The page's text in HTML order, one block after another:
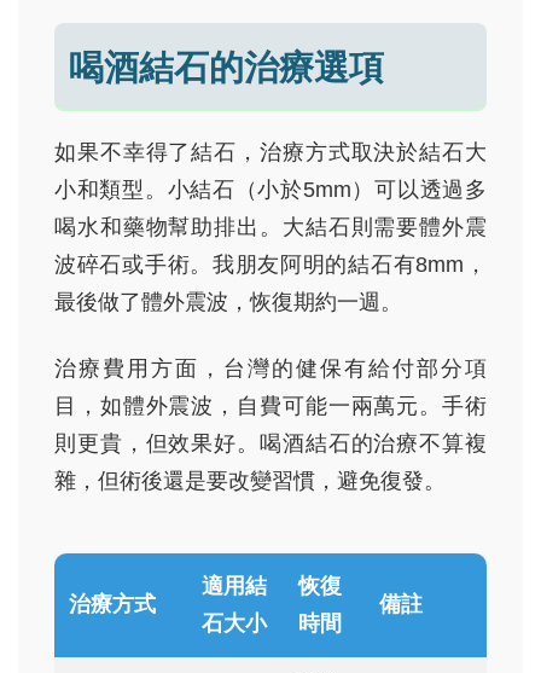
喝酒結石的治療選項
如果不幸得了結石，治療方式取決於結石大
小和類型。小結石（小於5mm）可以透過多
喝水和藥物幫助排出。大結石則需要體外震
波碎石或手術。我朋友阿明的結石有8mm，
最後做了體外震波，恢復期約一週。
治療費用方面，台灣的健保有給付部分項
目，如體外震波，自費可能一兩萬元。手術
則更貴，但效果好。喝酒結石的治療不算複
雜，但術後還是要改變習慣，避免復發。
治療方式
適用結
石大小
恢復
時間
備註